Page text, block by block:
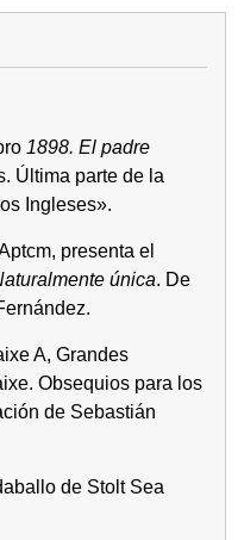
1898. El padre
Última parte de la
Ingleses».
presenta el
única. De
A, Grandes
Obsequios para los
de Sebastián
de Stolt Sea